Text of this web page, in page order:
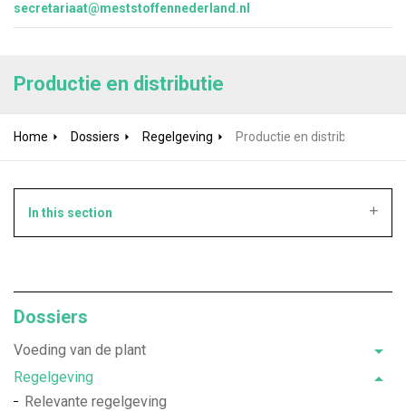
secretariaat@meststoffennederland.nl
Productie en distributie
Home Dossiers Regelgeving Productie en distributie
In this section
Dossiers
Voeding van de plant
Regelgeving
Relevante regelgeving